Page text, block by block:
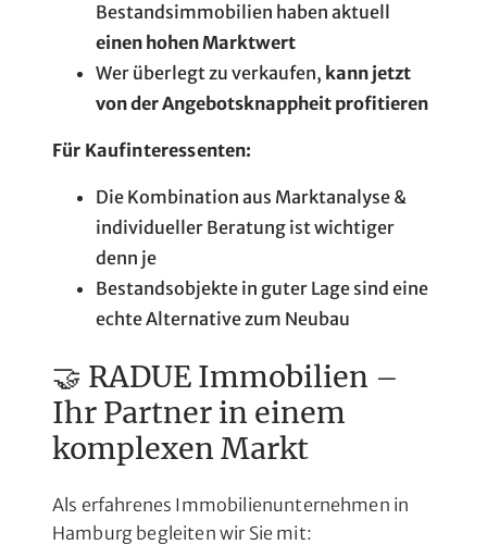
Bestandsimmobilien haben aktuell
einen hohen Marktwert
Wer überlegt zu verkaufen, kann jetzt
von der Angebotsknappheit profitieren
Für Kaufinteressenten:
Die Kombination aus Marktanalyse &
individueller Beratung ist wichtiger
denn je
Bestandsobjekte in guter Lage sind eine
echte Alternative zum Neubau
🤝 RADUE Immobilien –
Ihr Partner in einem
komplexen Markt
Als erfahrenes Immobilienunternehmen in
Hamburg begleiten wir Sie mit: